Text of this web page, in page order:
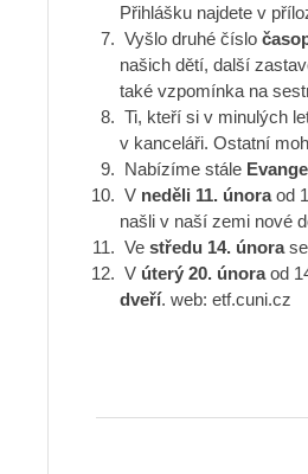
Přihlášku najdete v
Vyšlo druhé číslo
našich dětí, další
také vzpomínka na
Ti, kteří si v minulých
v kanceláři. Ostatní
Nabízíme stále
V neděli 11. únoraod
našli v naší zemi nové
Ve středu 14. únorase
V úterý 20. únoraod
dveří. web: etf.cuni.cz